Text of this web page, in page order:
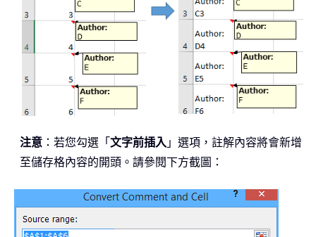
注意 ：若您勾選「文字前插入 」選項，註解內容將會新增
至儲存格內容的開頭。請參閱下方截圖：